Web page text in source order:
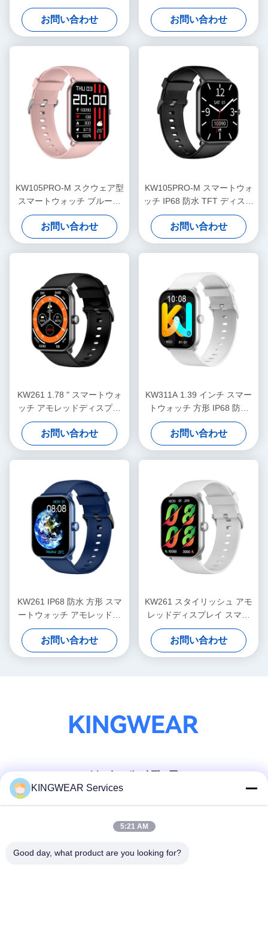
お問い合わせ
ウォッチ IP68 防水
お問い合わせ
KW105PRO-M スクウェア型
スマートウォッチ ブルート
ゥースコール スマートウォ
ッチ アモレッドディスプレ
イ
お問い合わせ
KW105PRO-M スマートウォ
ッチ IP68 防水 TFT ディスプ
レイ スマートウォッチ
お問い合わせ
KW261 1.78 " スマートウォ
ッチ アモレッドディスプレ
イとブルートゥースコール
お問い合わせ
KW311A 1.39 インチ スマー
トウォッチ 方形 IP68 防水
スマートウォッチ ブルーツ
通話
お問い合わせ
KW261 IP68 防水 方形 スマ
ートウォッチ アモレッドデ
ィスプレイとコール
お問い合わせ
KW261 スタイリッシュ アモ
レッドディスプレイ スマー
トウォッチ 1.78 インチ アモ
レッド スマートウォッチ
お問い合わせ
ソーシャル メディア
迅速な連絡
テレ
KINGWEAR Services
5:21 AM
Good day, what product are you looking for?